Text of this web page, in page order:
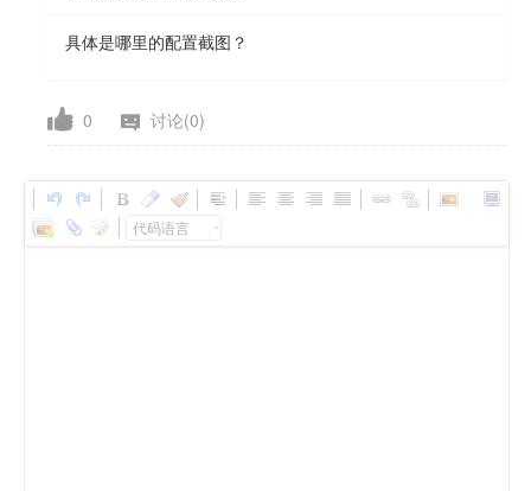
具体是哪里的配置截图？
0 讨论(0)
代码语言